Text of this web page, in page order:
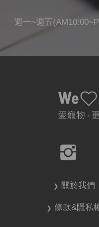
週一~週五
關於我們
條款&隱私